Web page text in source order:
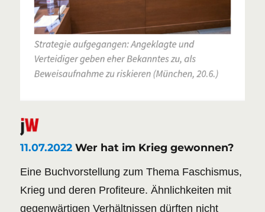
11.07.2022 Wer hat im Krieg gewonnen?
Eine Buchvorstellung zum Thema Faschismus,
Krieg und deren Profiteure. Ähnlichkeiten mit
gegenwärtigen Verhältnissen dürften nicht